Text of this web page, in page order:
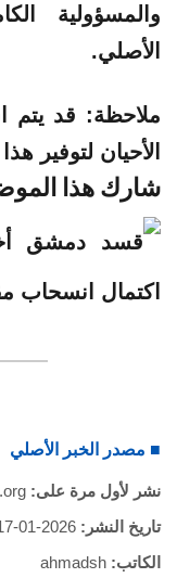
والمسؤولية
الأصلي.
ملاحظة: قد يتم
الأحيان لتوفير
شارك هذا
■ مصدر الخبر الأصلي
نشر لأول مرة على:
تاريخ النشر: 2026-01-17 09:19:00
الكاتب: ahmadsh